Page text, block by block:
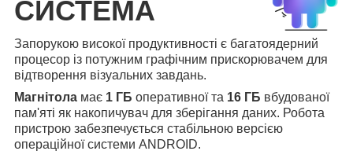
СИСТЕМА
Запорукою високої продуктивності є багатоядерний
процесор із потужним графічним прискорювачем для
відтворення візуальних завдань.
Магнітола має 1 ГБ оперативної та 16 ГБ вбудованої
пам'яті як накопичувач для зберігання даних. Робота
пристрою забезпечується стабільною версією
операційної системи ANDROID.